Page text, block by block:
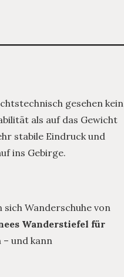
gesehen kein
als auf das Gewicht
stabile Eindruck und
ins Gebirge.
Wanderschuhe von
Wanderstiefel für
und kann